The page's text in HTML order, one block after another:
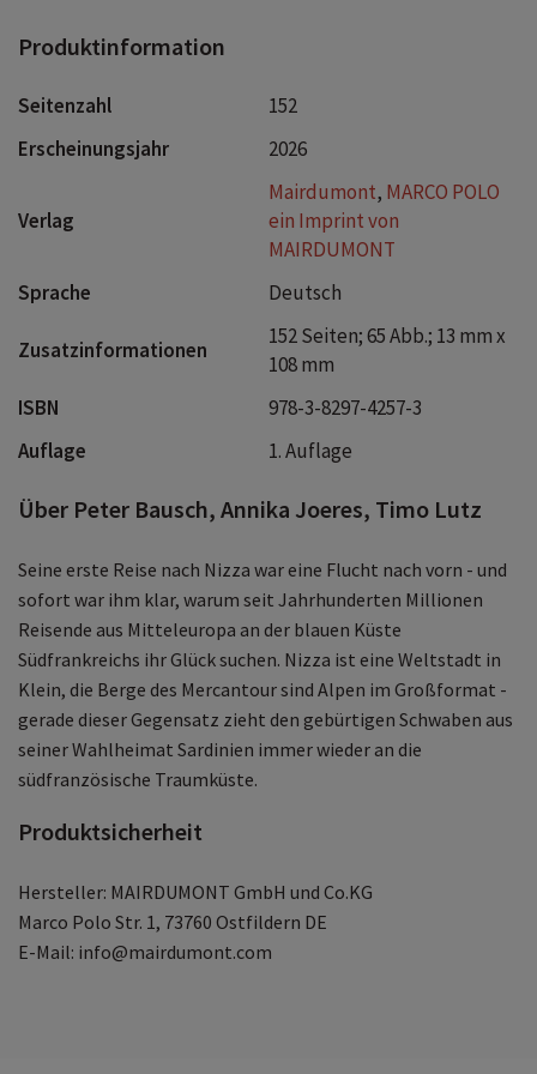
der du immer geträumt hast. Erlebe Abenteuer auch
einem Parfum-Workshop, probiere Bioweine der ersten
Blumenschlachten. Mit dem MARCO POLO Reiseführer
Côte d'Azur bist du ohne lange Vorbereitung bereit für
deinen Traumurlaub!
ERLEBE LOS!
Produktinformation
Seitenzahl
152
Erscheinungsjahr
2026
Verlag
Mairdumont, MARCO POLO
ein Imprint von
MAIRDUMONT
Sprache
Deutsch
Zusatzinformationen
152 Seiten; 65 Abb.; 13 mm x
108 mm
ISBN
978-3-8297-4257-3
Auflage
1. Auflage
Über Peter Bausch, Annika Joeres, Timo Lutz
Seine erste Reise nach Nizza war eine Flucht nach vorn - und
sofort war ihm klar, warum seit Jahrhunderten Millionen
Reisende aus Mitteleuropa an der blauen Küste
Südfrankreichs ihr Glück suchen. Nizza ist eine Weltstadt in
Klein, die Berge des Mercantour sind Alpen im Großformat -
gerade dieser Gegensatz zieht den gebürtigen Schwaben aus
seiner Wahlheimat Sardinien immer wieder an die
südfranzösische Traumküste.
Produktsicherheit
Hersteller: MAIRDUMONT GmbH und Co.KG
Marco Polo Str. 1, 73760 Ostfildern DE
E-Mail: info@mairdumont.com